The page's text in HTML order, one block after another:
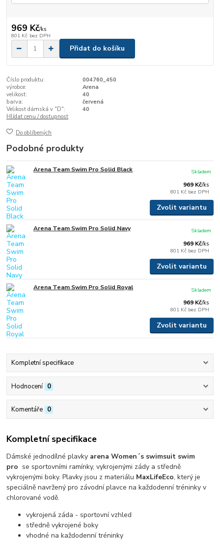
969 Kč/ks
801 Kč bez DPH
Přidat do košíku
Číslo produktu:
004760_450
výrobce:
Arena
velikost:
40
barva:
červená
Velikost dámská v "D":
40
Hlídat cenu / dostupnost
Do oblíbených
Podobné produkty
Arena Team Swim Pro Solid Black
969 Kč/ks
801 Kč bez DPH
Skladem
Zvolit variantu
Arena Team Swim Pro Solid Navy
969 Kč/ks
801 Kč bez DPH
Skladem
Zvolit variantu
Arena Team Swim Pro Solid Royal
969 Kč/ks
801 Kč bez DPH
Skladem
Zvolit variantu
Kompletní specifikace
Hodnocení 0
Komentáře 0
Kompletní specifikace
Dámské jednodílné plavky arena Women´s swimsuit swim
pro se sportovními ramínky, vykrojenými zády a středně
vykrojenými boky. Plavky jsou z materiálu MaxLifeEco, který je
speciálně navržený pro závodní plavce na každodenní tréninky v
chlorované vodě.
vykrojená záda - sportovní vzhled
středně vykrojené boky
vhodné na každodenní tréninky